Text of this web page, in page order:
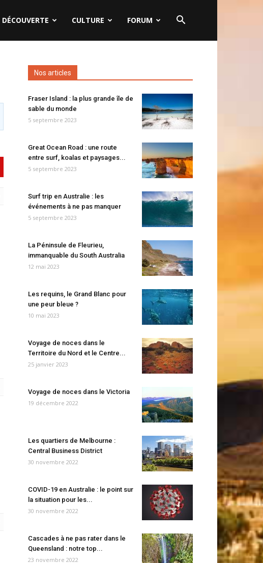
DÉCOUVERTE CULTURE FORUM
Nos articles
Fraser Island : la plus grande île de
sable du monde
5 septembre 2023
Great Ocean Road : une route
entre surf, koalas et paysages...
5 septembre 2023
Surf trip en Australie : les
événements à ne pas manquer
5 septembre 2023
La Péninsule de Fleurieu,
immanquable du South Australia
12 mai 2023
Les requins, le Grand Blanc pour
une peur bleue ?
10 mai 2023
Voyage de noces dans le
Territoire du Nord et le Centre...
25 janvier 2023
Voyage de noces dans le Victoria
19 décembre 2022
Les quartiers de Melbourne :
Central Business District
30 novembre 2022
COVID-19 en Australie : le point sur
la situation pour les...
30 novembre 2022
Cascades à ne pas rater dans le
Queensland : notre top...
23 novembre 2022